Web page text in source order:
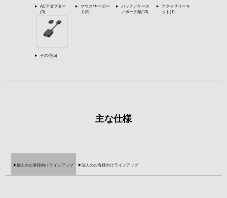
ACアダプター
(3)
マウス/キーボー
ド(8)
バッグ／ケース
／ポーチ類(13)
アクセサリーキ
ット(1)
その他(5)
主な仕様
個人のお客様向けラインアップ 法人のお客様向けラインアップ